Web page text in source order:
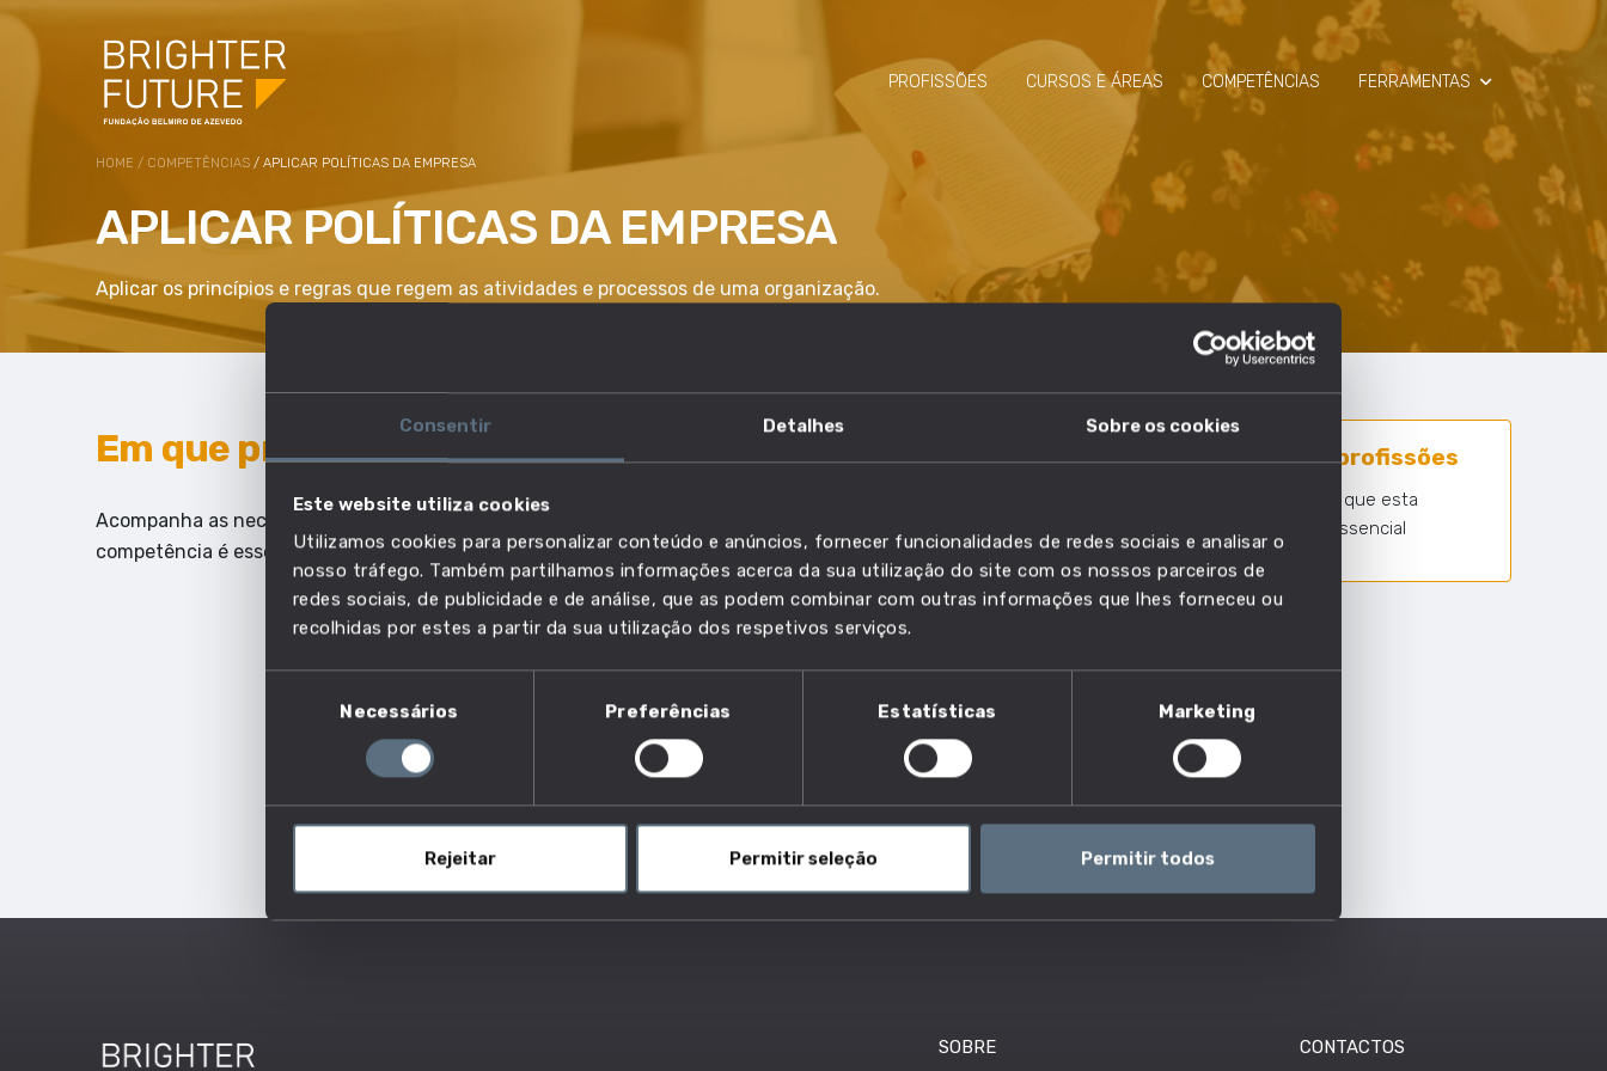
Consentir Detalhes Sobre os cookies
Este website utiliza cookies
Utilizamos cookies para personalizar conteúdo e anúncios, fornecer funcionalidades de redes sociais e analisar o
nosso tráfego. Também partilhamos informações acerca da sua utilização do site com os nossos parceiros de
redes sociais, de publicidade e de análise, que as podem combinar com outras informações que lhes forneceu ou
recolhidas por estes a partir da sua utilização dos respetivos serviços.
consentimento
Necessários Preferências Estatísticas Marketing
Rejeitar Permitir seleção Permitir todos
PROFISSÕES CURSOS E ÁREAS COMPETÊNCIAS FERRAMENTAS
HOME / COMPETÊNCIAS / APLICAR POLÍTICAS DA EMPRESA
APLICAR POLÍTICAS DA EMPRESA
Aplicar os princípios e regras que regem as atividades e processos de uma organização.
Em que profissões esta competência é essencial?
Acompanha as necessidades do mercado de trabalho e descobre quais as profissões em que esta
competência é essencial.
59 em 1630 profissões
Nº profissões em que esta
competência é essencial
SOBRE CONTACTOS